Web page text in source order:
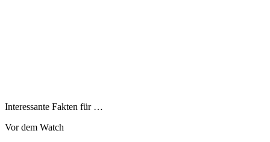
Interessante Fakten für …
Vor dem Watch